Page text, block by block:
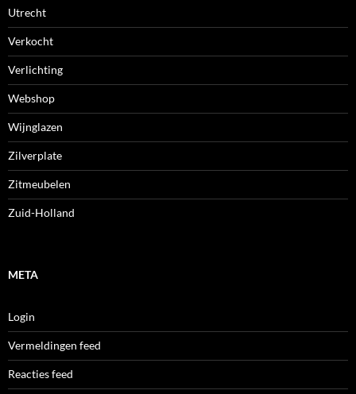
Utrecht
Verkocht
Verlichting
Webshop
Wijnglazen
Zilverplate
Zitmeubelen
Zuid-Holland
META
Login
Vermeldingen feed
Reacties feed